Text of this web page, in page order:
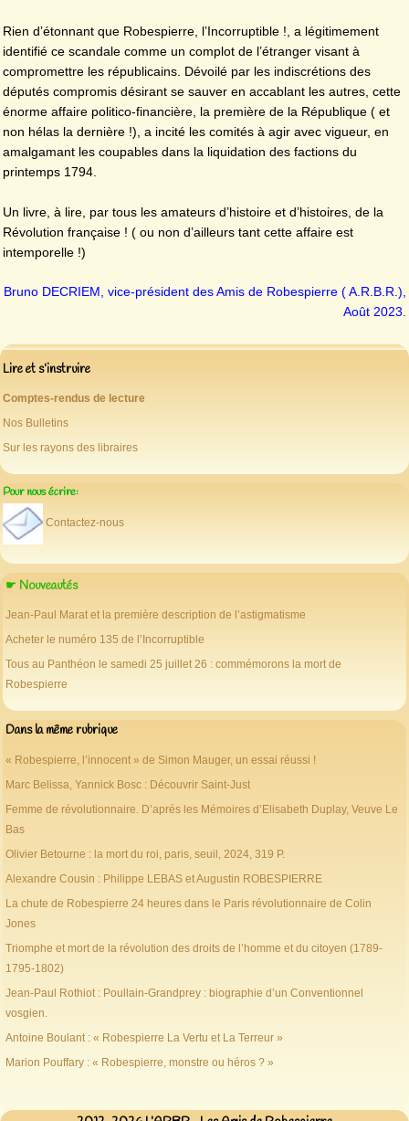
Rien d’étonnant que Robespierre, l’Incorruptible !, a légitimement
identifié ce scandale comme un complot de l’étranger visant à
compromettre les républicains. Dévoilé par les indiscrétions des
députés compromis désirant se sauver en accablant les autres, cette
énorme affaire politico-financière, la première de la République ( et
non hélas la dernière !), a incité les comités à agir avec vigueur, en
amalgamant les coupables dans la liquidation des factions du
printemps 1794.
Un livre, à lire, par tous les amateurs d’histoire et d’histoires, de la
Révolution française ! ( ou non d’ailleurs tant cette affaire est
intemporelle !)
Bruno DECRIEM, vice-président des Amis de Robespierre ( A.R.B.R.),
Août 2023.
Lire et s’instruire
Comptes-rendus de lecture
Nos Bulletins
Sur les rayons des libraires
Pour nous écrire:
Contactez-nous
☛ Nouveautés
Jean-Paul Marat et la première description de l’astigmatisme
Acheter le numéro 135 de l’Incorruptible
Tous au Panthéon le samedi 25 juillet 26 : commémorons la mort de
Robespierre
Dans la même rubrique
« Robespierre, l’innocent » de Simon Mauger, un essai réussi !
Marc Belissa, Yannick Bosc : Découvrir Saint-Just
Femme de révolutionnaire. D’aprés les Mémoires d’Elisabeth Duplay, Veuve Le
Bas
Olivier Betourne : la mort du roi, paris, seuil, 2024, 319 P.
Alexandre Cousin : Philippe LEBAS et Augustin ROBESPIERRE
La chute de Robespierre 24 heures dans le Paris révolutionnaire de Colin
Jones
Triomphe et mort de la révolution des droits de l’homme et du citoyen (1789-
1795-1802)
Jean-Paul Rothiot : Poullain-Grandprey : biographie d’un Conventionnel
vosgien.
Antoine Boulant : « Robespierre La Vertu et La Terreur »
Marion Pouffary : « Robespierre, monstre ou héros ? »